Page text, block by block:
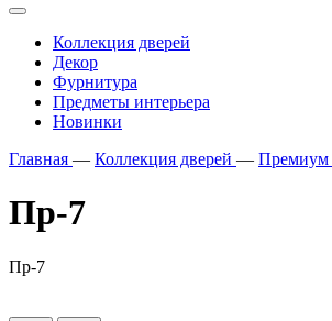
Коллекция дверей
Декор
Фурнитура
Предметы интерьера
Новинки
Главная — Коллекция дверей — Премиум
Пр-7
Пр-7